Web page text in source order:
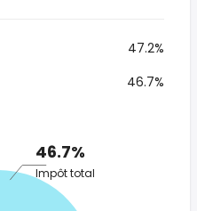
47.2%
46.7%
46.7%
Impôt total